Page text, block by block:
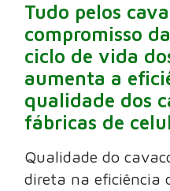
Tudo pelos
compromisso
ciclo de vida
aumenta a
qualidade dos
fábricas de
Qualidade do
direta na eficiência